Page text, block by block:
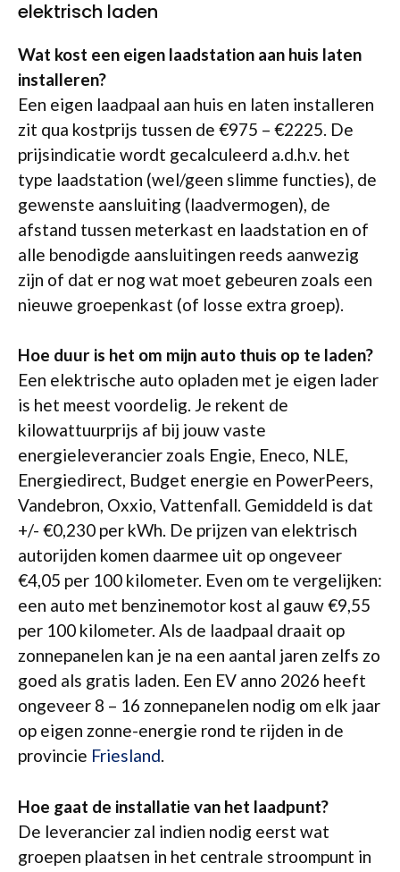
elektrisch laden
Wat kost een eigen laadstation aan huis laten
installeren?
Een eigen laadpaal aan huis en laten installeren
zit qua kostprijs tussen de €975 – €2225. De
prijsindicatie wordt gecalculeerd a.d.h.v. het
type laadstation (wel/geen slimme functies), de
gewenste aansluiting (laadvermogen), de
afstand tussen meterkast en laadstation en of
alle benodigde aansluitingen reeds aanwezig
zijn of dat er nog wat moet gebeuren zoals een
nieuwe groepenkast (of losse extra groep).
Hoe duur is het om mijn auto thuis op te laden?
Een elektrische auto opladen met je eigen lader
is het meest voordelig. Je rekent de
kilowattuurprijs af bij jouw vaste
energieleverancier zoals Engie, Eneco, NLE,
Energiedirect, Budget energie en PowerPeers,
Vandebron, Oxxio, Vattenfall. Gemiddeld is dat
+/- €0,230 per kWh. De prijzen van elektrisch
autorijden komen daarmee uit op ongeveer
€4,05 per 100 kilometer. Even om te vergelijken:
een auto met benzinemotor kost al gauw €9,55
per 100 kilometer. Als de laadpaal draait op
zonnepanelen kan je na een aantal jaren zelfs zo
goed als gratis laden. Een EV anno 2026 heeft
ongeveer 8 – 16 zonnepanelen nodig om elk jaar
op eigen zonne-energie rond te rijden in de
provincie Friesland.
Hoe gaat de installatie van het laadpunt?
De leverancier zal indien nodig eerst wat
groepen plaatsen in het centrale stroompunt in